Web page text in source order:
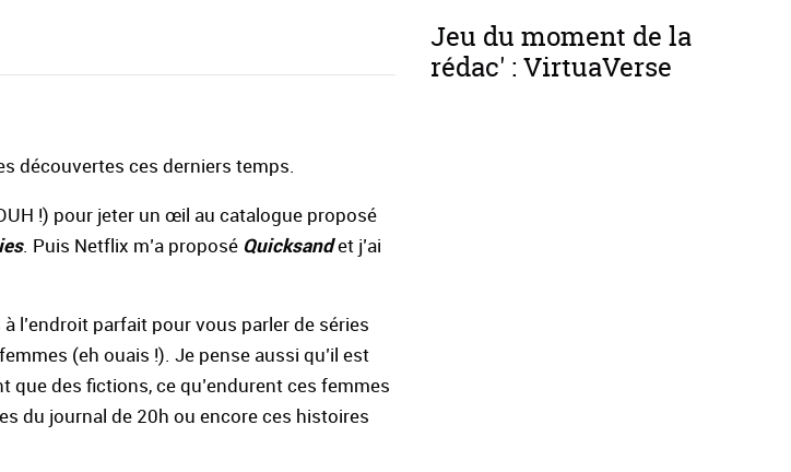
découvertes ces derniers temps.
!) pour jeter un œil au catalogue proposé
. Puis Netflix m’a proposé Quicksandet j’ai
à l’endroit parfait pour vous parler de séries
(eh ouais !). Je pense aussi qu’il est
que des fictions, ce qu’endurent ces femmes
du journal de 20h ou encore ces histoires
Jeu du moment de la
rédac' : VirtuaVerse